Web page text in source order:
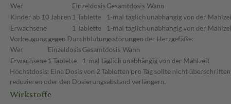
Wer
Einzeldosis Gesamtdosis Wann
Kinder ab 10 Jahren 1 Tablette 1-mal täglich unabhängig von der
Erwachsene
1 Tablette 1-mal täglich unabhängig von der
Vorbeugung gegen Durchblutungsstörungen der Herzgefäße:
Wer
Einzeldosis Gesamtdosis Wann
Erwachsene 1 Tablette 1-mal täglich unabhängig von der Mahlzeit
Höchstdosis: Eine Dosis von 2 Tabletten pro Tag sollte nicht
reduzieren oder den Dosierungsabstand verlängern.
Wirkstoffe